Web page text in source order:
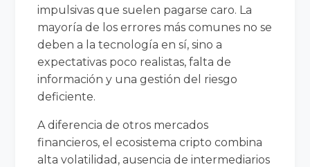
impulsivas que suelen pagarse caro. La
mayoría de los errores más comunes no se
deben a la tecnología en sí, sino a
expectativas poco realistas, falta de
información y una gestión del riesgo
deficiente.
A diferencia de otros mercados
financieros, el ecosistema cripto combina
alta volatilidad, ausencia de intermediarios